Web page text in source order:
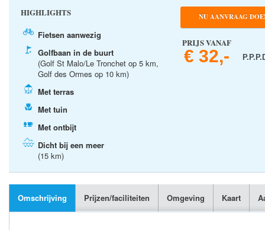
HIGHLIGHTS
Fietsen aanwezig
Golfbaan in de buurt
(Golf St Malo/Le Tronchet op 5 km,
Golf des Ormes op 10 km)
Met terras
Met tuin
Met ontbijt
Dicht bij een meer
(15 km)
NU AANVRAAG
PRIJS VANAF
€ 32,-
Omschrijving Prijzen/faciliteiten Omgeving Kaart